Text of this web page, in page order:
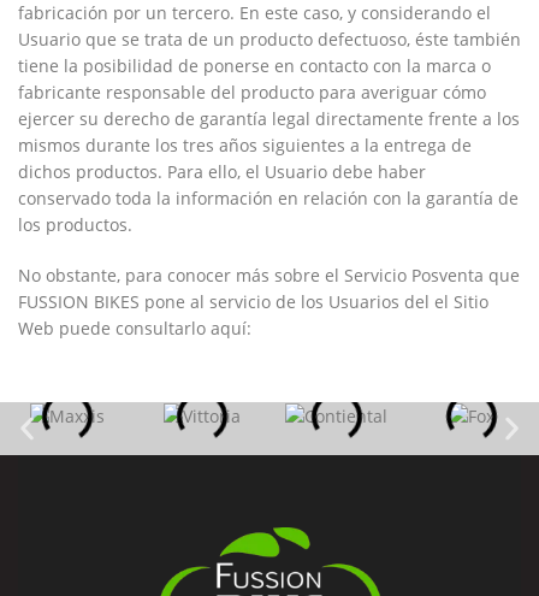
fabricación por un tercero. En este caso, y considerando el
Usuario que se trata de un producto defectuoso, éste también
tiene la posibilidad de ponerse en contacto con la marca o
fabricante responsable del producto para averiguar cómo
ejercer su derecho de garantía legal directamente frente a los
mismos durante los tres años siguientes a la entrega de
dichos productos. Para ello, el Usuario debe haber
conservado toda la información en relación con la garantía de
los productos.
No obstante, para conocer más sobre el Servicio Posventa que
FUSSION BIKES pone al servicio de los Usuarios del el Sitio
Web puede consultarlo aquí: